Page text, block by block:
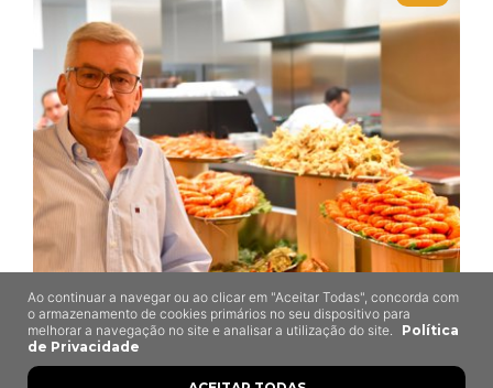
A Marisqueira de
Ao continuar a navegar ou ao clicar em "Aceitar Todas", concorda com
o armazenamento de cookies primários no seu dispositivo para
melhorar a navegação no site e analisar a utilização do site.
Política
de Privacidade